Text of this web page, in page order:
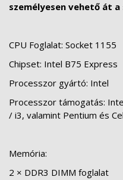
személyesen vehető át a
CPU Foglalat: Socket 1155
Chipset: Intel B75 Express
Processzor gyártó: Intel
Processzor támogatás:
/ i3, valamint Pentium és
Memória:
2 × DDR3 DIMM foglalat